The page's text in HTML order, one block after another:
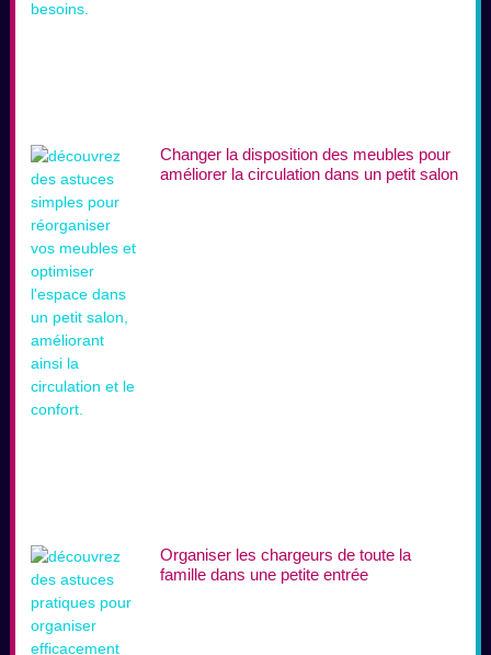
Changer la disposition des meubles pour
améliorer la circulation dans un petit salon
Organiser les chargeurs de toute la
famille dans une petite entrée